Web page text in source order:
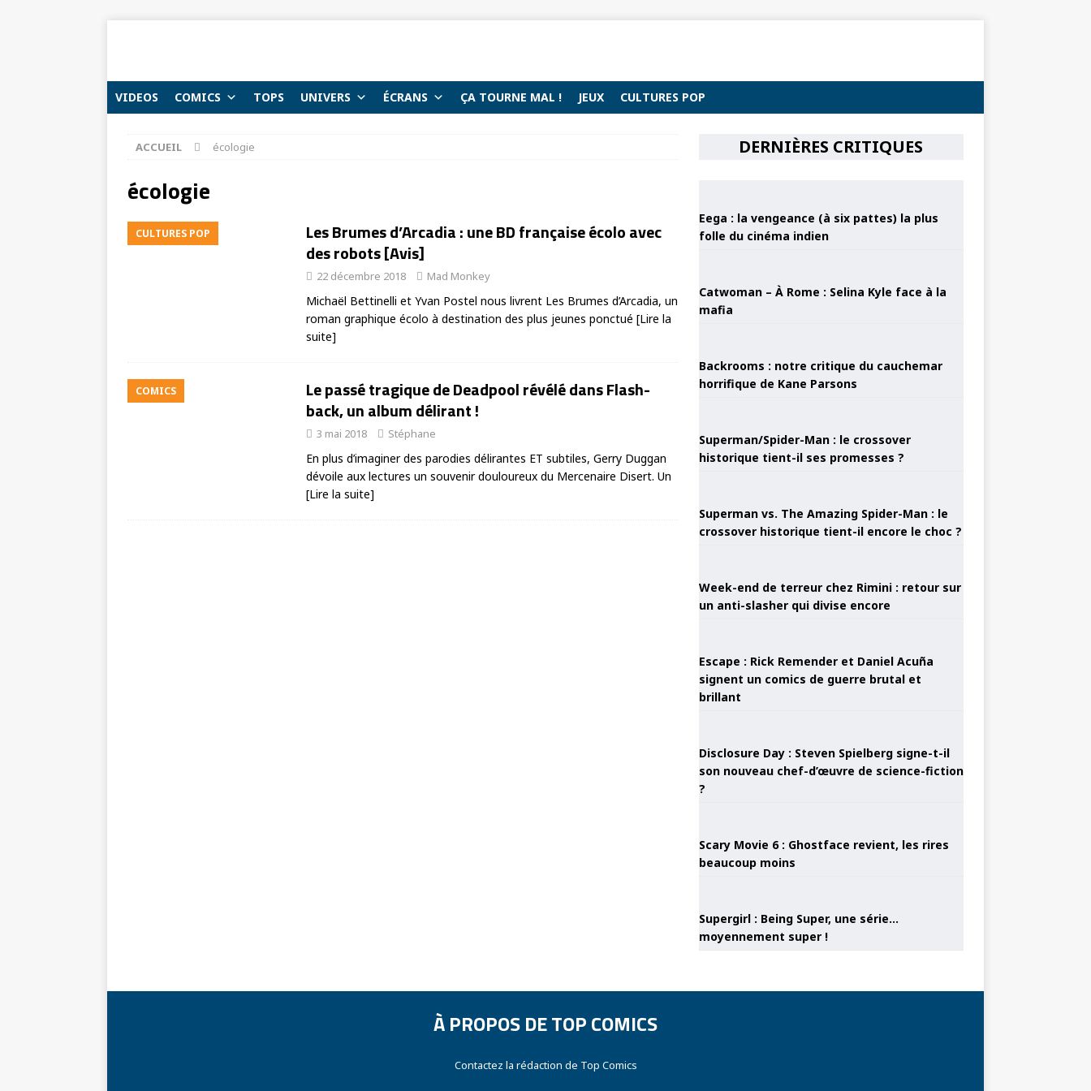
VIDEOS COMICS TOPS UNIVERS ÉCRANS ÇA TOURNE MAL ! JEUX CULTURES POP
ACCUEIL écologie
écologie
CULTURES POP
Les Brumes d’Arcadia : une BD française écolo avec
des robots [Avis]
22 décembre 2018 Mad Monkey
Michaël Bettinelli et Yvan Postel nous livrent Les Brumes d’Arcadia, un
roman graphique écolo à destination des plus jeunes ponctué [Lire la
suite]
COMICS
Le passé tragique de Deadpool révélé dans Flash-
back, un album délirant !
3 mai 2018 Stéphane
En plus d’imaginer des parodies délirantes ET subtiles, Gerry Duggan
dévoile aux lectures un souvenir douloureux du Mercenaire Disert. Un
[Lire la suite]
DERNIÈRES CRITIQUES
Eega : la vengeance (à six pattes) la plus
folle du cinéma indien
Catwoman – À Rome : Selina Kyle face à la
mafia
Backrooms : notre critique du cauchemar
horrifique de Kane Parsons
Superman/Spider-Man : le crossover
historique tient-il ses promesses ?
Superman vs. The Amazing Spider-Man : le
crossover historique tient-il encore le choc ?
Week-end de terreur chez Rimini : retour sur
un anti-slasher qui divise encore
Escape : Rick Remender et Daniel Acuña
signent un comics de guerre brutal et
brillant
Disclosure Day : Steven Spielberg signe-t-il
son nouveau chef-d’œuvre de science-fiction
?
Scary Movie 6 : Ghostface revient, les rires
beaucoup moins
Supergirl : Being Super, une série…
moyennement super !
À PROPOS DE TOP COMICS
Contactez la rédaction de Top Comics